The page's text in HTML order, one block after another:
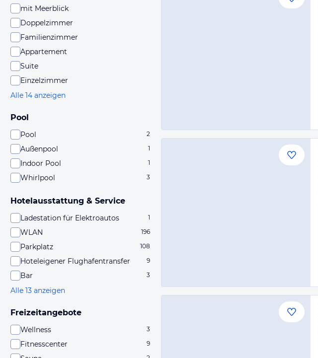
mit Meerblick
Doppelzimmer
Familienzimmer
Appartement
Suite
Einzelzimmer
Alle 14 anzeigen
Pool
Pool 2
Außenpool 1
Indoor Pool 1
Whirlpool 3
Hotelausstattung & Service
Ladestation für Elektroautos 1
WLAN 196
Parkplatz 108
Hoteleigener Flughafentransfer 9
Bar 3
Alle 13 anzeigen
Freizeitangebote
Wellness 3
Fitnesscenter 9